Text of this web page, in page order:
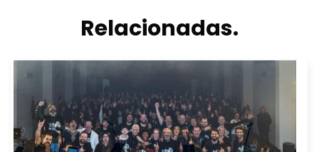
Relacionadas.